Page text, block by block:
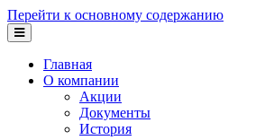
Перейти к основному содержанию
Главная
О компании
Акции
Документы
История